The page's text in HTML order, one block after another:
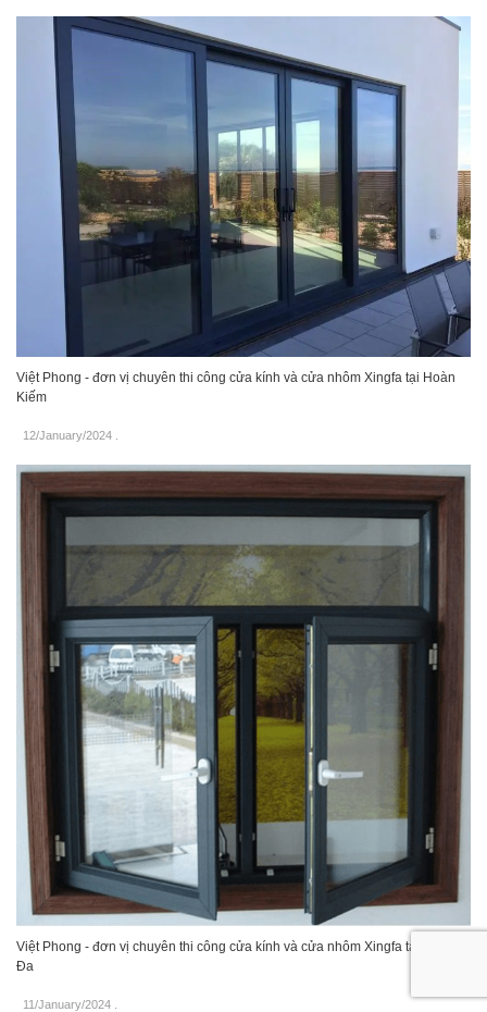
Việt Phong - đơn vị chuyên thi công cửa kính và cửa nhôm Xingfa tại Hoàn
Kiếm
12/January/2024
Việt Phong - đơn vị chuyên thi công cửa kính và cửa nhôm Xingfa tại Đống
Đa
11/January/2024